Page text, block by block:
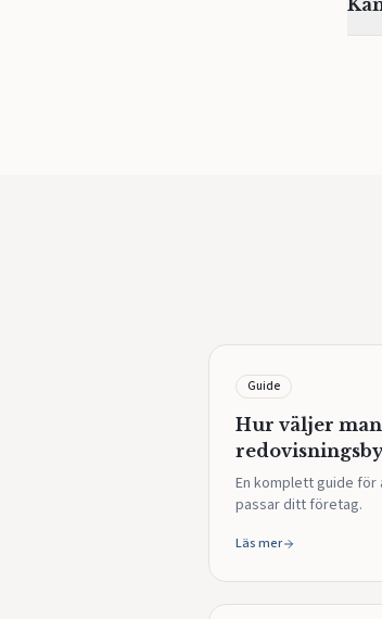
Guide
Hur väljer
En komplett guide för
passar ditt företag.
Läs mer